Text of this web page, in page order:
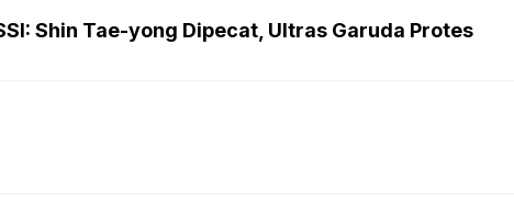
Shin Tae-yong Dipecat, Ultras Garuda Protes